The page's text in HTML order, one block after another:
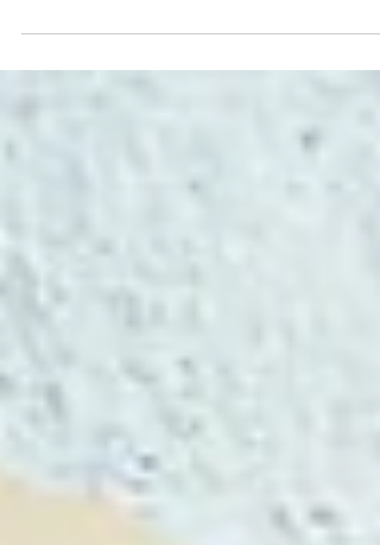
calendari: Sant Jordi. Aquesta data tan...